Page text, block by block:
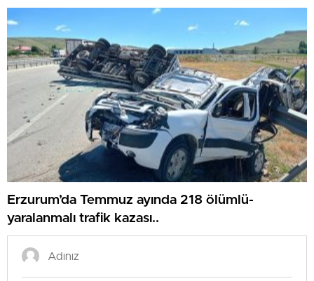
Erzurum’da Temmuz ayında 218 ölümlü-
yaralanmalı trafik kazası..